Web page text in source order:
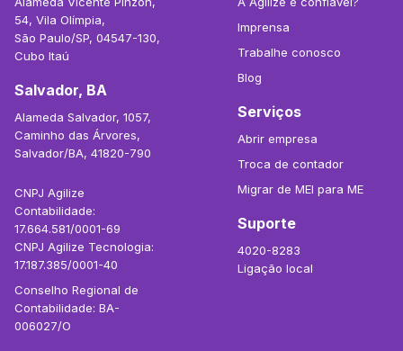
54, Vila Olímpia,
São Paulo/SP, 04547-130,
Cubo Itaú
Salvador, BA
Alameda Salvador, 1057,
Caminho das Árvores,
Salvador/BA, 41820-790
CNPJ Agilize
Contabilidade:
17.664.581/0001-69
CNPJ Agilize Tecnologia:
17.187.385/0001-40
Conselho Regional de
Contabilidade: BA-
006027/O
Imprensa
Trabalhe conosco
Blog
Serviços
Abrir empresa
Troca de contador
Migrar de MEI para ME
Suporte
4020-8283
Ligação local